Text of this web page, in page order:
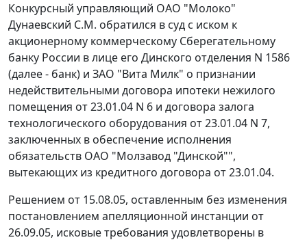
Конкурсный управляющий ОАО "Молоко"
Дунаевский С.М. обратился в суд с иском к
акционерному коммерческому Сберегательному
банку России в лице его Динского отделения N 1586
(далее - банк) и ЗАО "Вита Милк" о признании
недействительными договора ипотеки нежилого
помещения от 23.01.04 N 6 и договора залога
технологического оборудования от 23.01.04 N 7,
заключенных в обеспечение исполнения
обязательств ОАО "Молзавод "Динской"",
вытекающих из кредитного договора от 23.01.04.
Решением от 15.08.05, оставленным без изменения
постановлением апелляционной инстанции от
26.09.05, исковые требования удовлетворены в